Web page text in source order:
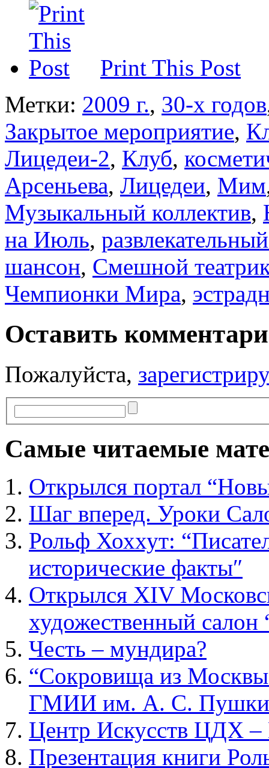
Print This Post
Метки: 2009 г., 30-х годов
Закрытое мероприятие,
Лицедеи-2, Клуб,
Арсеньева, Лицедеи, Мим
Музыкальный коллектив,
на Июль,
шансон, Смешной
Чемпионки Мира,
Оставить
Пожалуйста,
Самые читаемые
Открылся портал
Шаг вперед. Уроки
Рольф Хоххут:
исторические факты″
Открылся XIV
художественный
Честь – мундира?
“Сокровища из
ГМИИ им. А. С.
Центр Искусств ЦДХ –
Презентация книги